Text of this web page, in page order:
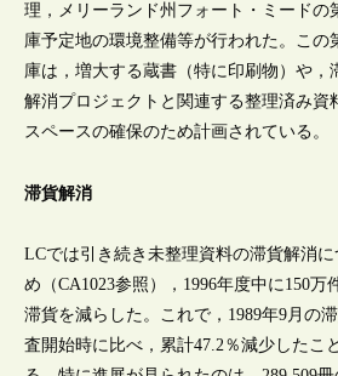
理，メリーランド州フォート・ミードの
庫予定地の環境整備等が行われた。この
庫は，増大する蔵書（特に印刷物）や，
解消プロジェクトと関連する整理済み資
スペースの確保のため計画されている。
滞貨解消
LCでは引き続き未整理資料の滞貨解消に
め（CA1023参照），1996年度中に150万
滞貨を減らした。これで，1989年9月の
査開始時に比べ，累計47.2％減少したこ